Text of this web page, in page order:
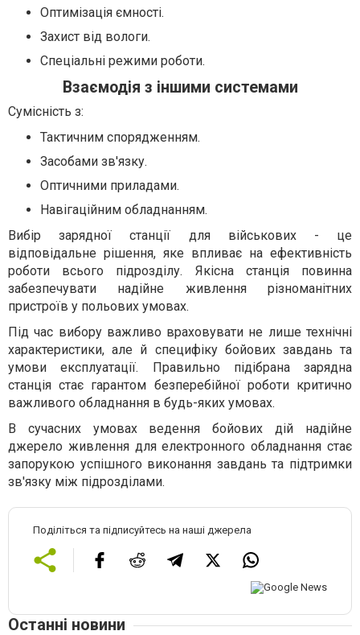
Оптимізація ємності.
Захист від вологи.
Спеціальні режими роботи.
Взаємодія з іншими системами
Сумісність з:
Тактичним спорядженням.
Засобами зв'язку.
Оптичними приладами.
Навігаційним обладнанням.
Вибір зарядної станції для військових - це
відповідальне рішення, яке впливає на ефективність
роботи всього підрозділу. Якісна станція повинна
забезпечувати надійне живлення різноманітних
пристроїв у польових умовах.
Під час вибору важливо враховувати не лише технічні
характеристики, але й специфіку бойових завдань та
умови експлуатації. Правильно підібрана зарядна
станція стає гарантом безперебійної роботи критично
важливого обладнання в будь-яких умовах.
В сучасних умовах ведення бойових дій надійне
джерело живлення для електронного обладнання стає
запорукою успішного виконання завдань та підтримки
зв'язку між підрозділами.
Поділіться та підписуйтесь на наші джерела
Останні новини